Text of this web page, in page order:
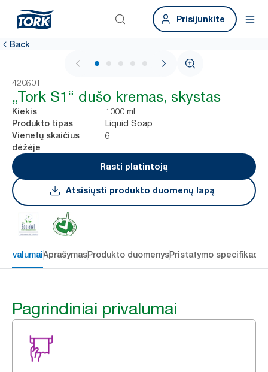
Prisijunkite
Back
1 / 5
420601
„Tork S1“ dušo kremas, skystas
Kiekis 1000 ml
Produkto tipas Liquid Soap
Vienetų skaičius
dėžėje
6
Rasti platintoją
Atsisiųsti produkto duomenų lapą
AprašymasProdukto duomenysPristatymo
Pagrindiniai privalumai